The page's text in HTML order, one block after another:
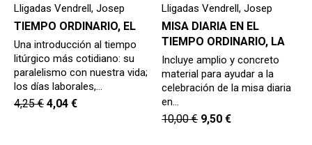
Lligadas Vendrell, Josep
TIEMPO ORDINARIO, EL
Una introducción al tiempo
litúrgico más cotidiano: su
paralelismo con nuestra vida;
los días laborales,…
4,25€ 4,04 €
Lligadas Vendrell, Josep
MISA DIARIA EN EL
TIEMPO ORDINARIO, LA
Incluye amplio y concreto
material para ayudar a la
celebración de la misa diaria
en…
10,00€ 9,50€